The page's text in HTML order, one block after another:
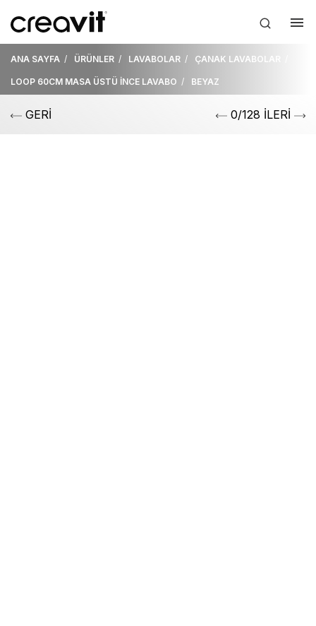
ANA SAYFA ÜRÜNLER LAVABOLAR ÇANAK LAVABOLAR
LOOP 60CM MASA ÜSTÜ İNCE LAVABO BEYAZ
GERİ 0/128 İLERİ